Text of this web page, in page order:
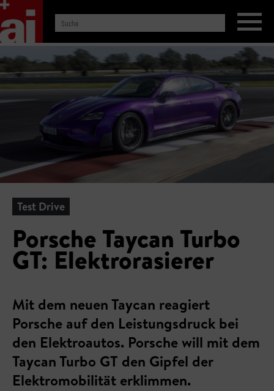
Test Drive
Porsche Taycan Turbo
GT: Elektrorasierer
Mit dem neuen Taycan reagiert
Porsche auf den Leistungsdruck bei
den Elektroautos. Porsche will mit dem
Taycan Turbo GT den Gipfel der
Elektromobilität erklimmen.